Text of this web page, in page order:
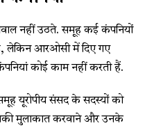
नहीं उठते. समूह कई कंपनियों
लेकिन आरओसी में दिए गए
कोई काम नहीं करती हैं.
यूरोपीय संसद के सदस्यों को
मुलाकात करवाने और उनके